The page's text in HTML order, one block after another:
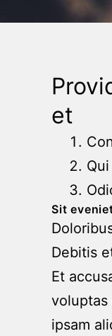
et
Sit
Debitis
Et
voluptas
ipsam